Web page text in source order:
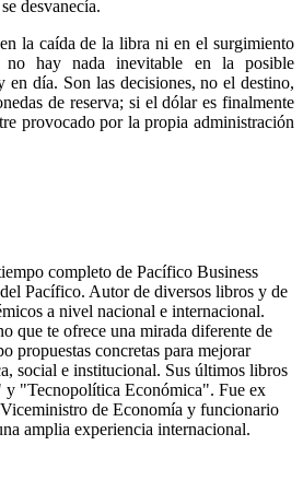
desvanecía.
la caída de la libra ni en el surgimiento
hay nada inevitable en la posible
en día. Son las decisiones, no el destino,
de reserva; si el dólar es finalmente
provocado por la propia administración
completo de Pacífico Business
Pacífico. Autor de diversos libros y de
a nivel nacional e internacional.
que te ofrece una mirada diferente de
propuestas concretas para mejorar
social e institucional. Sus últimos libros
y "Tecnopolítica Económica". Fue ex
de Economía y funcionario
amplia experiencia internacional.